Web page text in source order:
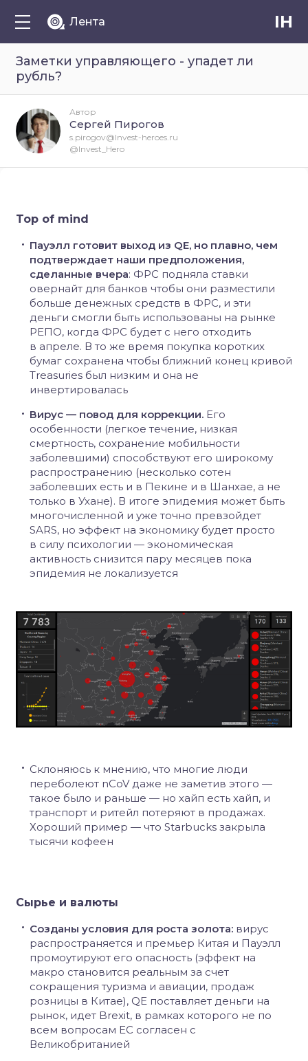
Лента IH
Заметки управляющего - упадет ли
рубль?
Top of mind
Пауэлл готовит выход из QE, но плавно, чем
подтверждает наши предположения,
сделанные вчера: ФРС подняла ставки
овернайт для банков чтобы они разместили
больше денежных средств в ФРС, и эти
деньги смогли быть использованы на рынке
РЕПО, когда ФРС будет с него отходить
в апреле. В то же время покупка коротких
бумаг сохранена чтобы ближний конец кривой
Treasuries был низким и она не
инвертировалась
Вирус — повод для коррекции. Его
особенности (легкое течение, низкая
смертность, сохранение мобильности
заболевшими) способствуют его широкому
распространению (несколько сотен
заболевших есть и в Пекине и в Шанхае, а не
только в Ухане). В итоге эпидемия может быть
многочисленной и уже точно превзойдет
SARS, но эффект на экономику будет просто
в силу психологии — экономическая
активность снизится пару месяцев пока
эпидемия не локализуется
Склоняюсь к мнению, что многие люди
переболеют nCoV даже не заметив этого —
такое было и раньше — но хайп есть хайп, и
транспорт и ритейл потеряют в продажах.
Хороший пример — что Starbucks закрыла
тысячи кофеен
Сырье и валюты
Созданы условия для роста золота: вирус
распространяется и премьер Китая и Пауэлл
промоутируют его опасность (эффект на
макро становится реальным за счет
сокращения туризма и авиации, продаж
розницы в Китае), QE поставляет деньги на
рынок, идет Brexit, в рамках которого не по
всем вопросам ЕС согласен с
Великобританией
Автор
Сергей Пирогов
s.pirogov@Invest-heroes.ru
@Invest_Hero